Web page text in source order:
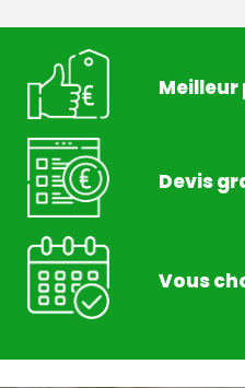
Meilleur
Devis
Vous